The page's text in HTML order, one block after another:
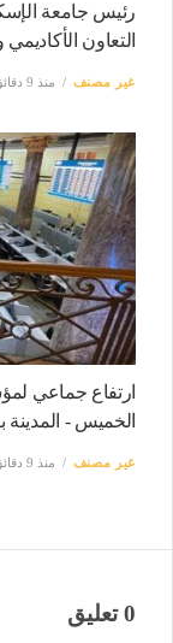
رئيس جامعة
التعاون
غير مصنف منذ 9 دقائق
ارتفاع جماعي
الخميس -
غير مصنف منذ 9 دقائق
0 تعليق